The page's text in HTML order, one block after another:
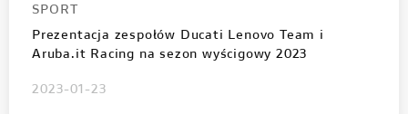
SPORT
Prezentacja zespołów Ducati Lenovo Team i
Aruba.it Racing na sezon wyścigowy 2023
2023-01-23